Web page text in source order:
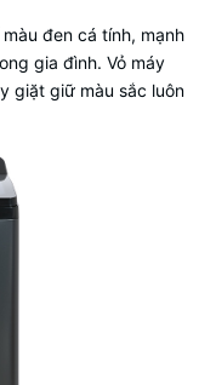
màu đen cá tính, mạnh
gia đình. Vỏ máy
giặt giữ màu sắc luôn